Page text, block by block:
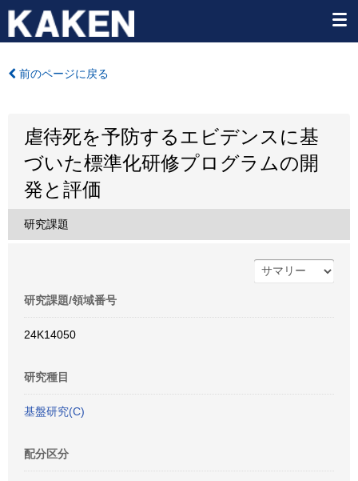
前のページに戻る
虐待死を予防するエビデンスに基
づいた標準化研修プログラムの開
発と評価
研究課題
研究課題/領域番号
24K14050
研究種目
基盤研究(C)
配分区分